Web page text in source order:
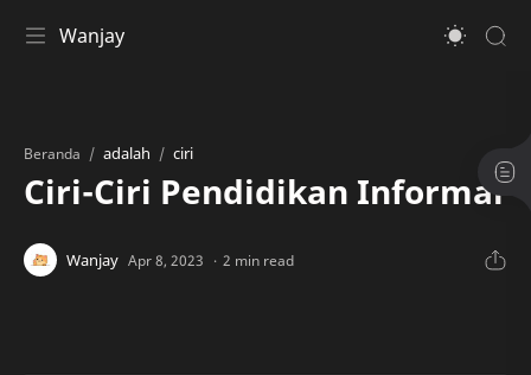
Wanjay
Beranda adalah ciri
Ciri-Ciri Pendidikan Informal
2 min read